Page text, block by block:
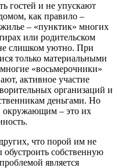
гостей и не упускают
как правило –
– «пунктик» многих
или родительском
слишком уютно. При
только материальными
«восьмерочники»
активное участие
организаций и
деньгами. Но
окружающим – это их
что порой им не
обустроить собственную
является